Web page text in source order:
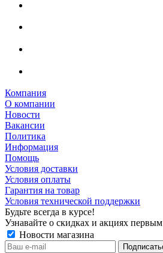
Компания
О компании
Новости
Вакансии
Политика
Информация
Помощь
Условия доставки
Условия оплаты
Гарантия на товар
Условия технической поддержки
Будьте всегда в курсе!
Узнавайте о скидках и акциях первым
Новости магазина